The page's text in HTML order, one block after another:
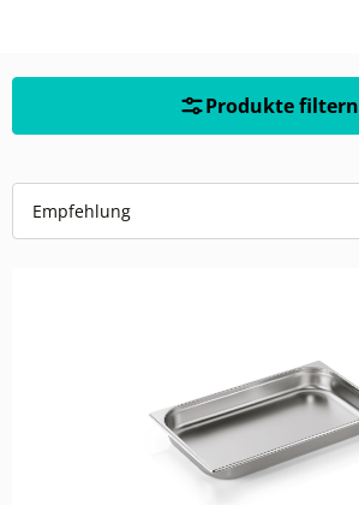
Produkte filtern